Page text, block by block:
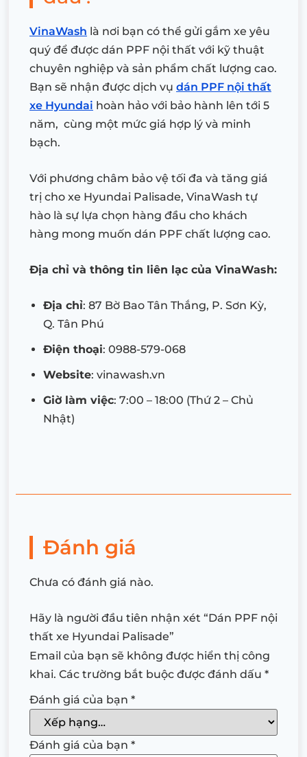
VinaWash là nơi bạn có thể gửi gắm xe yêu
quý để được dán PPF nội thất với kỹ thuật
chuyên nghiệp và sản phẩm chất lượng cao.
Bạn sẽ nhận được dịch vụ dán PPF nội thất
xe Hyundai hoàn hảo với bảo hành lên tới 5
năm, cùng một mức giá hợp lý và minh
bạch.
Với phương châm bảo vệ tối đa và tăng giá
trị cho xe Hyundai Palisade, VinaWash tự
hào là sự lựa chọn hàng đầu cho khách
hàng mong muốn dán PPF chất lượng cao.
Địa chỉ và thông tin liên lạc của VinaWash:
Địa chỉ: 87 Bờ Bao Tân Thắng, P. Sơn Kỳ,
Q. Tân Phú
Điện thoại: 0988-579-068
Website: vinawash.vn
Giờ làm việc: 7:00 – 18:00 (Thứ 2 – Chủ
Nhật)
Đánh giá
Chưa có đánh giá nào.
Hãy là người đầu tiên nhận xét “Dán PPF nội
thất xe Hyundai Palisade”
Email của bạn sẽ không được hiển thị công
khai. Các trường bắt buộc được đánh dấu *
Đánh giá của bạn *
Đánh giá của bạn *